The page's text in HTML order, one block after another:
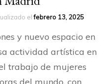
elfebrero 13, 2025
y nuevo espacio en
actividad artística en
trabajo de mujeres